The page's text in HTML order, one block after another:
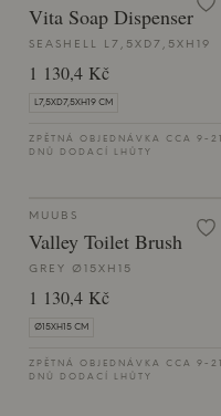
Vita Soap Dispenser
SEASHELL L7,5XD7,5XH19
1 130,4 Kč
L7,5XD7,5XH19 CM
ZPĚTNÁ OBJEDNÁVKA CCA 9-21
DNŮ DODACÍ LHŮTY
MUUBS
Valley Toilet Brush
GREY Ø15XH15
1 130,4 Kč
Ø15XH15 CM
ZPĚTNÁ OBJEDNÁVKA CCA 9-21
DNŮ DODACÍ LHŮTY